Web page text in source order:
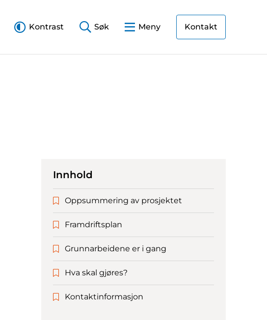
Kontrast Søk Meny Kontakt
Innhold
Oppsummering av prosjektet
Framdriftsplan
Grunnarbeidene er i gang
Hva skal gjøres?
Kontaktinformasjon